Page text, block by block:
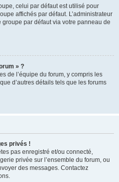
celui par défaut est utilisé pour
affichés par défaut. L’administrateur
par défaut via votre panneau de
» ?
de l’équipe du forum, y compris les
d’autres détails tels que les forums
privés !
pas enregistré et/ou connecté,
privée sur l’ensemble du forum, ou
des messages. Contactez